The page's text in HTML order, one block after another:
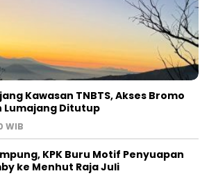
Kawasan TNBTS, Akses Bromo
Lumajang Ditutup
WIB
KPK Buru Motif Penyuapan
ke Menhut Raja Juli